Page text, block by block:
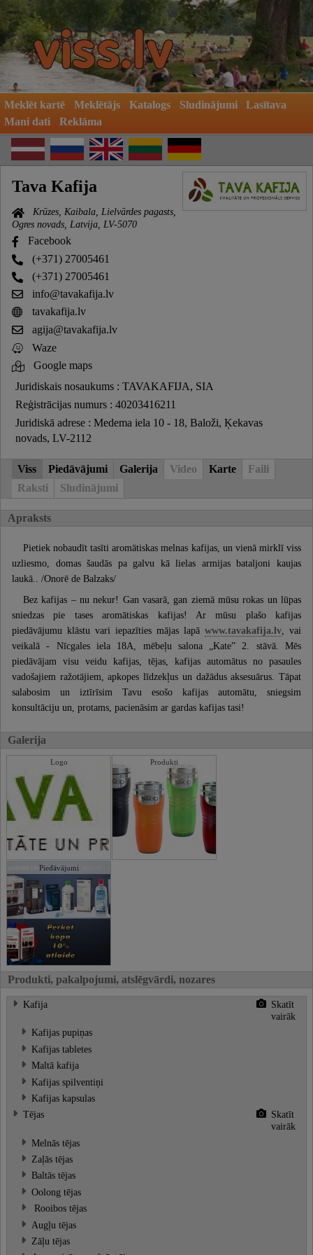
Meklēt kartē Meklētājs Katalogs Sludinājumi
Lasītava
Mani dati
Reklāma
Tava Kafija
Krūzes, Kaibala, Lielvārdes pagasts,
Ogres novads, Latvija, LV-5070
Facebook
(+371) 27005461
(+371) 27005461
info@tavakafija.lv
tavakafija.lv
agija@tavakafija.lv
Waze
Google maps
Juridiskais nosaukums : TAVAKAFIJA, SIA
Reģistrācijas numurs : 40203416211
Juridiskā adrese : Medema iela 10 - 18, Baloži, Ķekavas
novads, LV-2112
Viss Piedāvājumi Galerija Video Karte
Faili
Raksti
Sludinājumi
Apraksts
Pietiek nobaudīt tasīti aromātiskas melnas kafijas, un vienā mirklī viss
uzliesmo, domas šaudās pa galvu kā lielas armijas bataljoni kaujas
laukā.. /Onorē de Balzaks/
Bez kafijas – nu nekur! Gan vasarā, gan ziemā mūsu rokas un lūpas
sniedzas pie tases aromātiskas kafijas! Ar mūsu plašo kafijas
piedāvājumu klāstu vari iepazīties mājas lapā www.tavakafija.lv , vai
veikalā - Nīcgales iela 18A, mēbeļu salona „Kate” 2. stāvā. Mēs
piedāvājam visu veidu kafijas, tējas, kafijas automātus no pasaules
vadošajiem ražotājiem, apkopes līdzekļus un dažādus aksesuārus. Tāpat
salabosim un iztīrīsim Tavu esošo kafijas automātu, sniegsim
konsultāciju un, protams, pacienāsim ar gardas kafijas tasi!
Galerija
Logo Produkti
Piedāvājumi
Produkti, pakalpojumi, atslēgvārdi, nozares
Kafija
Skatīt
vairāk
Kafijas pupiņas
Kafijas tabletes
Maltā kafija
Kafijas spilventiņi
Kafijas kapsulas
Tējas
Skatīt
vairāk
Melnās tējas
Zaļās tējas
Baltās tējas
Oolong tējas
Rooibos tējas
Augļu tējas
Zāļu tējas